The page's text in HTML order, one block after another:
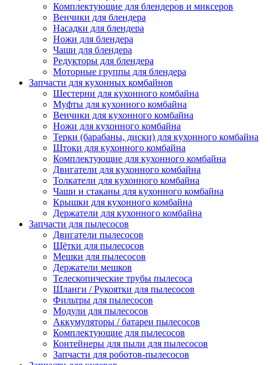
Комплектующие для блендеров и миксеров
Венчики для блендера
Насадки для блендера
Ножи для блендера
Чаши для блендера
Редукторы для блендера
Моторные группы для блендера
Запчасти для кухонных комбайнов
Шестерни для кухонного комбайна
Муфты для кухонного комбайна
Венчики для кухонного комбайна
Ножи для кухонного комбайна
Терки (барабаны, диски) для кухонного комбайна
Штоки для кухонного комбайна
Комплектующие для кухонного комбайна
Двигатели для кухонного комбайна
Толкатели для кухонного комбайна
Чаши и стаканы для кухонного комбайна
Крышки для кухонного комбайна
Держатели для кухонного комбайна
Запчасти для пылесосов
Двигатели пылесосов
Щётки для пылесосов
Мешки для пылесосов
Держатели мешков
Телескопические трубы пылесоса
Шланги / Рукоятки для пылесосов
Фильтры для пылесосов
Модули для пылесосов
Аккумуляторы / батареи пылесосов
Комплектующие для пылесосов
Контейнеры для пыли для пылесосов
Запчасти для роботов-пылесосов